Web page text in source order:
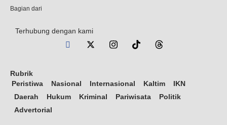
Bagian dari
Terhubung dengan kami
Rubrik
Peristiwa
Nasional Internasional Kaltim
IKN
Daerah
Hukum Kriminal Pariwisata
Politik
Advertorial